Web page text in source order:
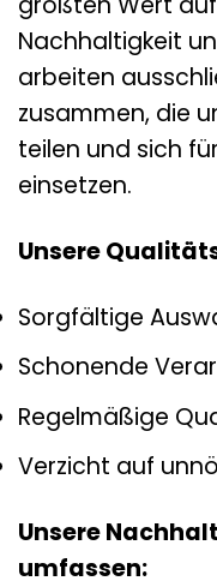
Nachhaltigkeit
arbeiten
zusammen, die
teilen und sich
einsetzen.
Unsere
Sorgfältige
Schonende
Regelmäßige
Verzicht auf
Unsere
umfassen: